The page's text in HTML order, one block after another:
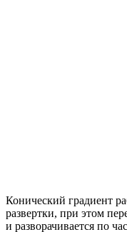
Конический градиент
развертки, при этом
и разворачивается по